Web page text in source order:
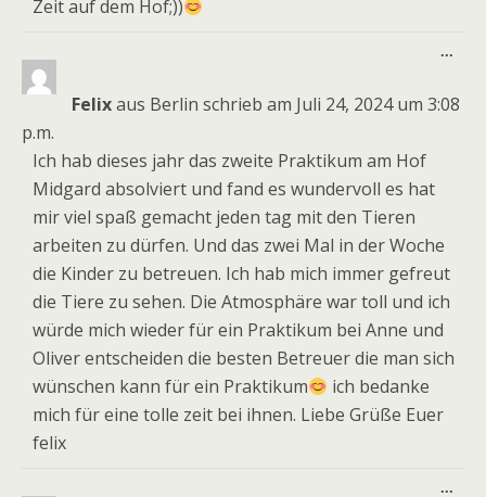
Zeit auf dem Hof;))
Felixaus Berlin schrieb am Juli 24, 2024 um 3:08
p.m.
Ich hab dieses jahr das zweite Praktikum am Hof
Midgard absolviert und fand es wundervoll es hat
mir viel spaß gemacht jeden tag mit den Tieren
arbeiten zu dürfen. Und das zwei Mal in der Woche
die Kinder zu betreuen. Ich hab mich immer gefreut
die Tiere zu sehen. Die Atmosphäre war toll und ich
würde mich wieder für ein Praktikum bei Anne und
Oliver entscheiden die besten Betreuer die man sich
wünschen kann für ein Praktikum
ich bedanke
mich für eine tolle zeit bei ihnen. Liebe Grüße Euer
felix
...
...